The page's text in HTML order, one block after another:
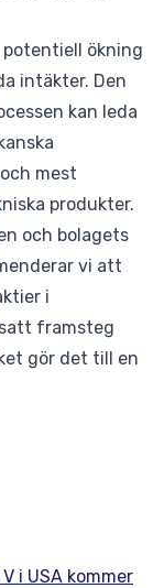
ökning
intäkter. Den
kan leda
mest
produkter.
och bolagets
vi att
i
framsteg
gör det till en
i USA kommer